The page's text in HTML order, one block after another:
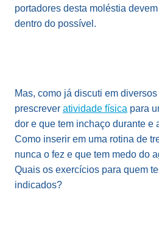
portadores desta moléstia
dentro do possível.
Mas, como já discuti em
prescrever atividade física para
dor e que tem inchaço durante e
Como inserir em uma rotina de
nunca o fez e que tem medo do
Quais os exercícios para quem
indicados?